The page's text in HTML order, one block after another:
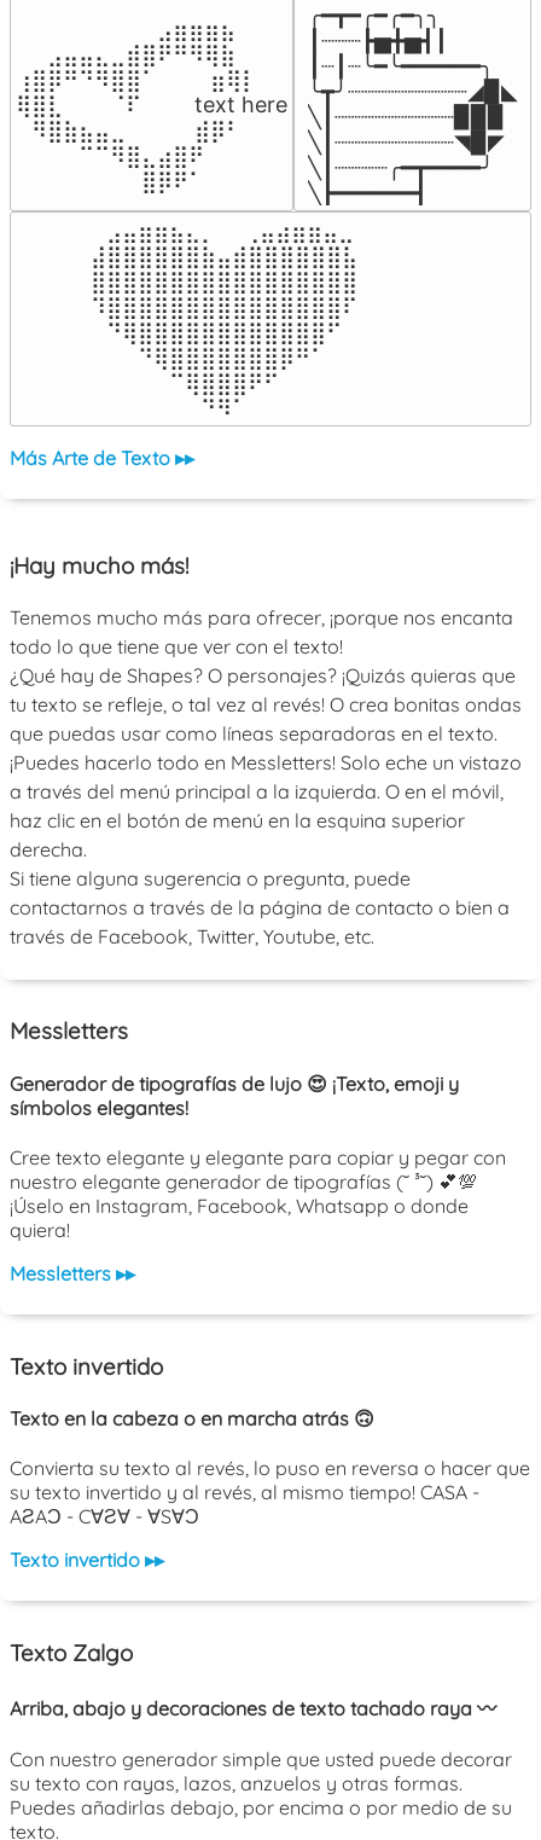
⠀⠀⠀⠀⠀⠀⠀⠀⠀⣠⣶⣶⣶⣦⠀⠀
⠀⠀⣠⣤⣤⣄⣀⣾⣿⠟⠛⠻⢿⣷⠀
⢰⣿⡿⠛⠙⠻⣿⣿⠁⠀⠀ ⠀⣶⢿⡇
⢿⣿⣇⠀⠀⠀⠈⠏⠀⠀⠀ text here
⠀⠻⣿⣷⣦⣤⣀⠀⠀⠀ ⠀⣾⡿⠃⠀
⠀⠀⠀⠀⠉⠉⠻⣿⣄⣴⣿⠟⠀⠀⠀
⠀⠀⠀⠀⠀⠀⠀⠀⣿⡿⠟⠁⠀⠀⠀
╭━┳━╭━╭━╮╮
┃┈┈┈┣▅╋▅┫┃
┃┈┃┈╰━╰━━━━━━╮
╰┳╯┈┈┈┈┈┈┈┈┈◢▉◣
╲┃┈┈┈┈┈┈┈┈┈▉▉▉
╲┃┈┈┈┈┈┈┈┈┈◥▉◤
╲┃┈┈┈┈╭━┳━━━━╯
╲┣━━━━━━┫﻿
⠀⣠⣤⣶⣶⣦⣄⡀  ⠀⢀⣤⣴⣶⣶⣤⣀⠀
⣼⣿⣿⣿⣿⣿⣿⣷⣤⣾⣿⣿⣿⣿⣿⣿⣧
⣿⣿⣿⣿⣿⣿⣿⣿⣿⣿⣿⣿⣿⣿⣿⣿⣿
⠹⣿⣿⣿⣿⣿⣿⣿⣿⣿⣿⣿⣿⣿⣿⣿⠏
⠀⠙⢿⣿⣿⣿⣿⣿⣿⣿⣿⣿⣿⣿⣿⠋⠀
⠀⠀⠀⠙⢿⣿⣿⣿⣿⣿⣿⣿⡿⠛⠁⠀⠀
⠀⠀⠀⠀⠀⠉⢿⣿⣿⣿⠟⠋⠀⠀⠀⠀⠀
⠀⠀⠀⠀⠀⠀⠀⠙⠻⠁⠀⠀⠀⠀⠀⠀⠀⠀⠀⠀⠀⠀⠀
Más Arte de Texto ▸▸
¡Hay mucho más!
Tenemos mucho más para ofrecer, ¡porque nos encanta
todo lo que tiene que ver con el texto!
¿Qué hay de Shapes? O personajes? ¡Quizás quieras que
tu texto se refleje, o tal vez al revés! O crea bonitas ondas
que puedas usar como líneas separadoras en el texto.
¡Puedes hacerlo todo en Messletters! Solo eche un vistazo
a través del menú principal a la izquierda. O en el móvil,
haz clic en el botón de menú en la esquina superior
derecha.
Si tiene alguna sugerencia o pregunta, puede
contactarnos a través de la página de contacto o bien a
través de Facebook, Twitter, Youtube, etc.
Messletters
Generador de tipografías de lujo 😍 ¡Texto, emoji y
símbolos elegantes!
Cree texto elegante y elegante para copiar y pegar con
nuestro elegante generador de tipografías (˘ ³˘) 💕💯
¡Úselo en Instagram, Facebook, Whatsapp o donde
quiera!
Messletters ▸▸
Texto invertido
Texto en la cabeza o en marcha atrás 🙃
Convierta su texto al revés, lo puso en reversa o hacer que
su texto invertido y al revés, al mismo tiempo! CASA -
AƧAƆ - C∀Ƨ∀ - ∀S∀Ɔ
Texto invertido ▸▸
Texto Zalgo
Arriba, abajo y decoraciones de texto tachado raya 〰️
Con nuestro generador simple que usted puede decorar
su texto con rayas, lazos, anzuelos y otras formas.
Puedes añadirlas debajo, por encima o por medio de su
texto.